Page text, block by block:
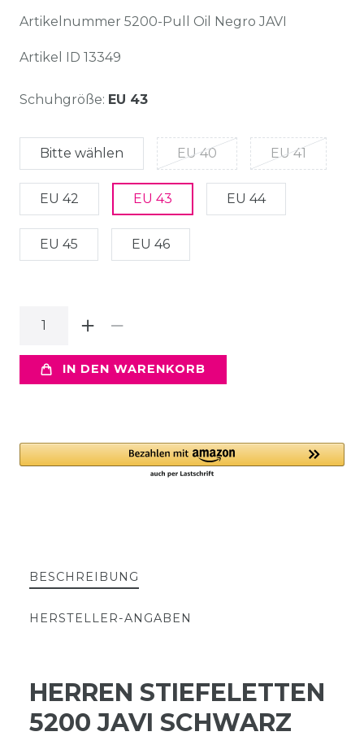
Artikelnummer 5200-Pull Oil Negro JAVI
Artikel ID 13349
Schuhgröße: EU 43
Bitte wählen EU 40 EU 41
EU 42 EU 43 EU 44
EU 45 EU 46
IN DEN WARENKORB
BESCHREIBUNG
HERSTELLER-ANGABEN
HERREN STIEFELETTEN
5200 JAVI SCHWARZ